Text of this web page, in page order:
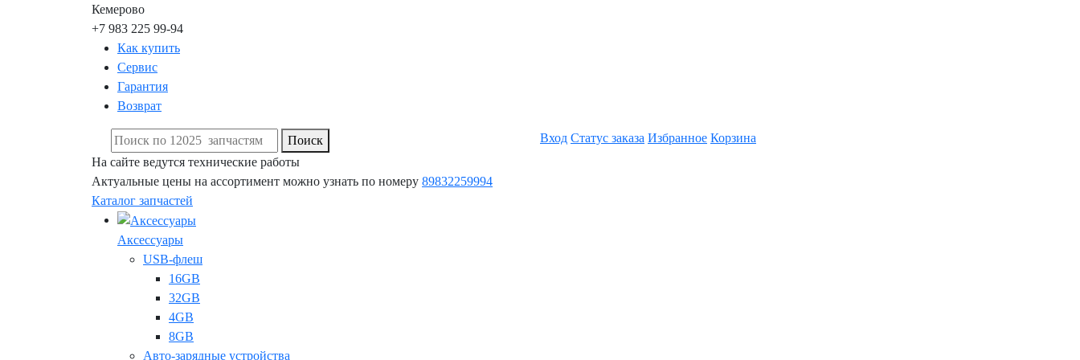
Кемерово
+7 983 225 99-94
Как купить
Сервис
Гарантия
Возврат
Поиск Вход Статус заказа Избранное Корзина
На сайте ведутся технические работы
Актуальные цены на ассортимент можно узнать по номеру 89832259994
Каталог запчастей
Аксессуары
USB-флеш
16GB
32GB
4GB
8GB
Авто-зарядные устройства